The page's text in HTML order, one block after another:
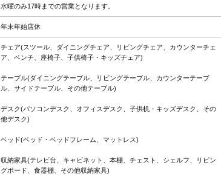
水曜のみ17時までの営業となります。
年末年始店休
チェア(スツール、ダイニングチェア、リビングチェア、カウンターチェ
ア、ベンチ、座椅子、子供椅子・キッズチェア)
テーブル(ダイニングテーブル、リビングテーブル、カウンターテーブ
ル、サイドテーブル、その他テーブル)
デスク(パソコンデスク、オフィスデスク、子供机・キッズデスク、その
他デスク)
ベッド(ベッド・ベッドフレーム、マットレス)
収納家具(テレビ台、キャビネット、本棚、チェスト、シェルフ、リビン
グボード、食器棚、その他収納家具)